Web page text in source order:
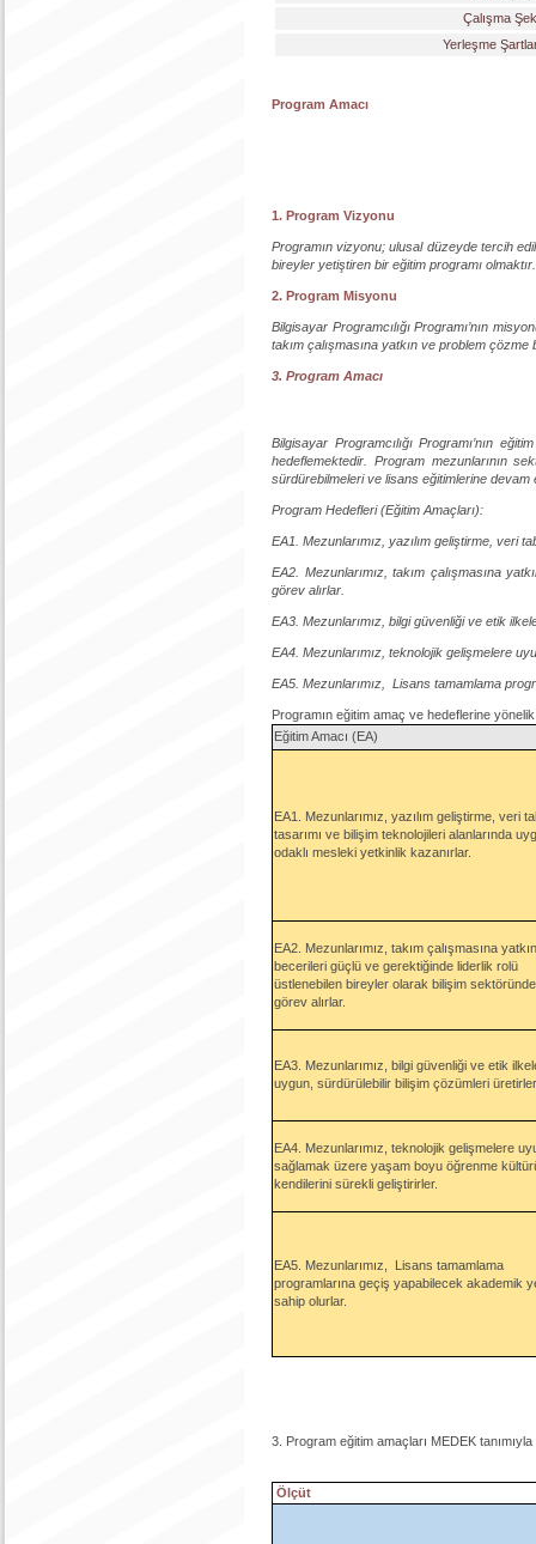
Çalışma
Yerleşme
Program Amacı
1. Program Vizyonu
Programın vizyonu; ulusal düzeyde tercih
bireyler yetiştiren bir eğitim programı olmaktır.
2. Program Misyonu
Bilgisayar Programcılığı Programı’nın
takım çalışmasına yatkın ve problem
3. Program Amacı
Bilgisayar Programcılığı Programı’nın
hedeflemektedir. Program mezunlarının
sürdürebilmeleri ve lisans eğitimlerine devam
Program Hedefleri (Eğitim Amaçları):
EA1. Mezunlarımız, yazılım geliştirme, veri
EA2. Mezunlarımız, takım çalışmasına
görev alırlar.
EA3. Mezunlarımız, bilgi güvenliği ve etik
EA4. Mezunlarımız, teknolojik gelişmelere
EA5. Mezunlarımız, Lisans tamamlama
Programın eğitim amaç ve hedeflerine
Eğitim Amacı (EA)
EA1. Mezunlarımız, yazılım geliştirme, veri
tasarımı ve bilişim teknolojileri alanlarında
odaklı mesleki yetkinlik kazanırlar.
EA2. Mezunlarımız, takım çalışmasına
becerileri güçlü ve gerektiğinde liderlik rolü
üstlenebilen bireyler olarak bilişim
görev alırlar.
EA3. Mezunlarımız, bilgi güvenliği ve etik
uygun, sürdürülebilir bilişim çözümleri
EA4. Mezunlarımız, teknolojik gelişmelere
sağlamak üzere yaşam boyu öğrenme
kendilerini sürekli geliştirirler.
EA5. Mezunlarımız, Lisans tamamlama
programlarına geçiş yapabilecek akademik
sahip olurlar.
3. Program eğitim amaçları MEDEK
Ölçüt